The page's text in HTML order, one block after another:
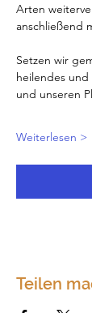
Arten
anschließend
Setzen wir
heilendes
und unseren
Weiterlesen >
Teilen